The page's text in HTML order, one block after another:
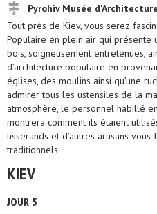
Pyrohiv Musée
Tout près de Kiev, vous serez
Populaire en plein air qui présente
bois, soigneusement entretenues,
d’architecture populaire en
églises, des moulins ainsi qu’une
admirer tous les ustensiles de la
atmosphère, le personnel habillé
montrera comment ils étaient
tisserands et d’autres artisans
traditionnels.
KIEV
JOUR 5